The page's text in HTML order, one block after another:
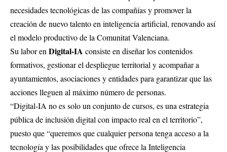
necesidades tecnológicas de las compañías y promover la
creación de nuevo talento en inteligencia artificial, renovando así
el modelo productivo de la Comunitat Valenciana.
Su labor en Digital-IA consiste en diseñar los contenidos
formativos, gestionar el despliegue territorial y acompañar a
ayuntamientos, asociaciones y entidades para garantizar que las
acciones lleguen al máximo número de personas.
“Digital-IA no es solo un conjunto de cursos, es una estrategia
pública de inclusión digital con impacto real en el territorio”,
puesto que “queremos que cualquier persona tenga acceso a la
tecnología y las posibilidades que ofrece la Inteligencia